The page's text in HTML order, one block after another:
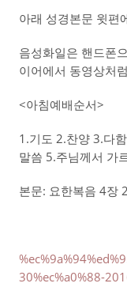
아래 성경본문 윗편
음성화일은 핸드폰
이어에서 동영상처
<아침예배순서>
1.기도 2.찬양 3.다
말씀 5.주님께서 가
본문: 요한복음 4장
30%ec%a0%88-